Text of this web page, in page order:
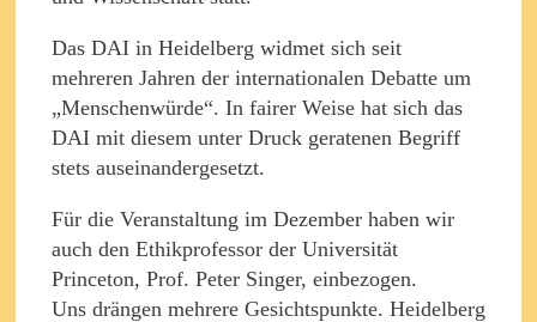
Das DAI in Heidelberg widmet sich seit
mehreren Jahren der internationalen Debatte um
„Menschenwürde“. In fairer Weise hat sich das
DAI mit diesem unter Druck geratenen Begriff
stets auseinandergesetzt.
Für die Veranstaltung im Dezember haben wir
auch den Ethikprofessor der Universität
Princeton, Prof. Peter Singer, einbezogen.
Uns drängen mehrere Gesichtspunkte. Heidelberg